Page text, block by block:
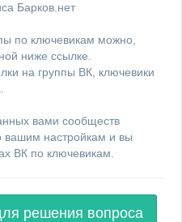
Барков.нет
по ключевикам можно,
ниже ссылке.
на группы ВК, ключевики
вами сообществ
вашим настройкам и вы
ВК по ключевикам.
решения вопроса